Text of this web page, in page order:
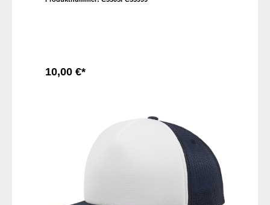
10,00 €*